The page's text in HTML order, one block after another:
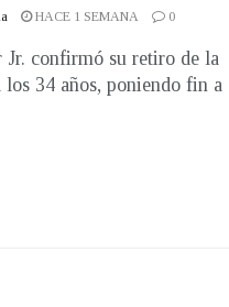
HACE 1 SEMANA 0
Jr. confirmó su retiro de la
34 años, poniendo fin a